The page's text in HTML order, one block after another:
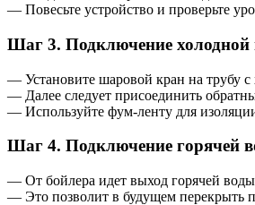
— Повесьте устройство и проверьте
Шаг 3. Подключение холодной
— Установите шаровой кран на трубу с
— Далее следует присоединить
— Используйте фум-ленту для
Шаг 4. Подключение горячей
— От бойлера идет выход горячей
— Это позволит в будущем перекрыть